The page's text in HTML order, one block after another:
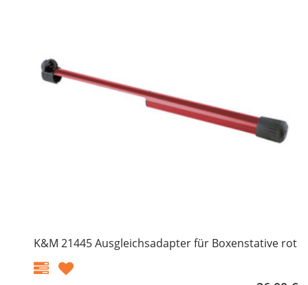
K&M 21445 Ausgleichsadapter für Boxenstative rot